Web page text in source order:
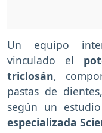
Un equipo
vinculado el
triclosán,
pastas de
según un
especializada